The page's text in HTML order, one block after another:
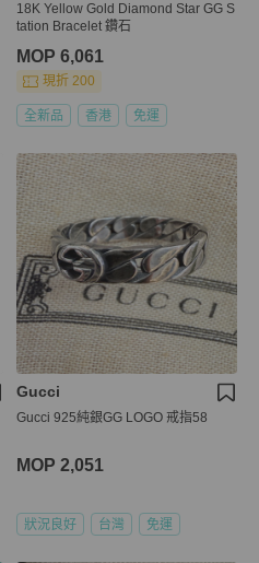
18K Yellow Gold Diamond Star GG S
tation Bracelet 鑽石
MOP 6,061
現折 200
全新品 香港 免運
Gucci
Gucci 925純銀GG LOGO 戒指58
MOP 2,051
狀況良好 台灣 免運